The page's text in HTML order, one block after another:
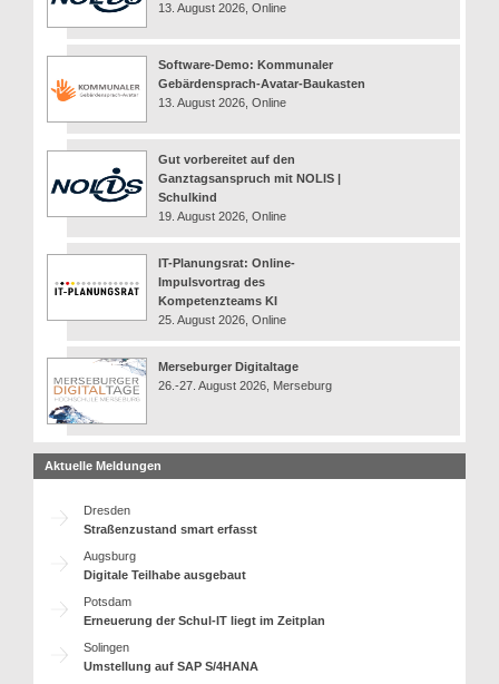
13. August 2026, Online
Software-Demo: Kommunaler
Gebärdensprach-Avatar-Baukasten
13. August 2026, Online
Gut vorbereitet auf den
Ganztagsanspruch mit NOLIS |
Schulkind
19. August 2026, Online
IT-Planungsrat: Online-
Impulsvortrag des
Kompetenzteams KI
25. August 2026, Online
Merseburger Digitaltage
26.-27. August 2026, Merseburg
Aktuelle Meldungen
Dresden
Straßenzustand smart erfasst
Augsburg
Digitale Teilhabe ausgebaut
Potsdam
Erneuerung der Schul-IT liegt im Zeitplan
Solingen
Umstellung auf SAP S/4HANA